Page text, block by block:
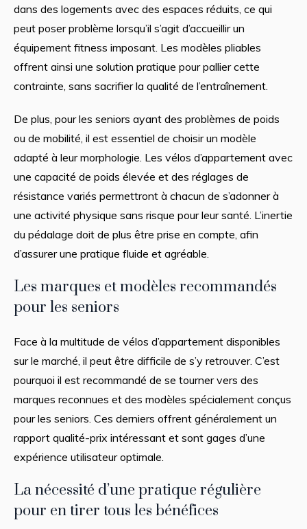
dans des logements avec des espaces réduits, ce qui
peut poser problème lorsqu’il s’agit d’accueillir un
équipement fitness imposant. Les modèles pliables
offrent ainsi une solution pratique pour pallier cette
contrainte, sans sacrifier la qualité de l’entraînement.
De plus, pour les seniors ayant des problèmes de poids
ou de mobilité, il est essentiel de choisir un modèle
adapté à leur morphologie. Les vélos d’appartement avec
une capacité de poids élevée et des réglages de
résistance variés permettront à chacun de s’adonner à
une activité physique sans risque pour leur santé. L’inertie
du pédalage doit de plus être prise en compte, afin
d’assurer une pratique fluide et agréable.
Les marques et modèles recommandés
pour les seniors
Face à la multitude de vélos d’appartement disponibles
sur le marché, il peut être difficile de s’y retrouver. C’est
pourquoi il est recommandé de se tourner vers des
marques reconnues et des modèles spécialement conçus
pour les seniors. Ces derniers offrent généralement un
rapport qualité-prix intéressant et sont gages d’une
expérience utilisateur optimale.
La nécessité d’une pratique régulière
pour en tirer tous les bénéfices